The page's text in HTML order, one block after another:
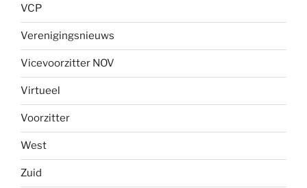
VCP
Verenigingsnieuws
Vicevoorzitter NOV
Virtueel
Voorzitter
West
Zuid